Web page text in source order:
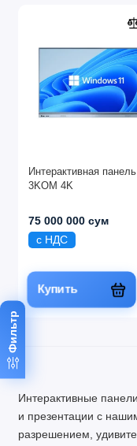
Фильтр
Интерактивная
3KOM 4K
75 000 000 сум
с НДС
Купить
Интерактивные
и презентации с
разрешением,